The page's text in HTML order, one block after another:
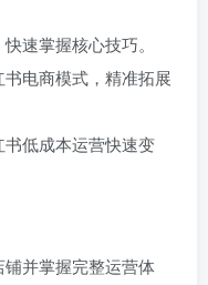
速掌握核心技巧。
电商模式，精准拓展
低成本运营快速变
并掌握完整运营体